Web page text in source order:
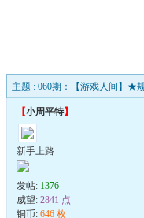
主题 : 060期：【游戏人间】★
【小周平特】
新手上路
发帖: 1376
威望: 2841 点
铜币: 646 枚